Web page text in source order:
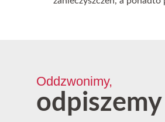
Oddzwonimy,
odpiszemy